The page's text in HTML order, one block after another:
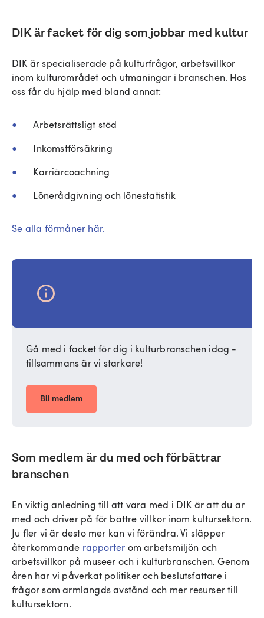
DIK är facket för dig som jobbar med kultur
DIK är specialiserade på kulturfrågor, arbetsvillkor
inom kulturområdet och utmaningar i branschen. Hos
oss får du hjälp med bland annat:
Arbetsrättsligt stöd
Inkomstförsäkring
Karriärcoachning
Lönerådgivning och lönestatistik
Se alla förmåner här.
Gå med i facket för dig i kulturbranschen idag -
tillsammans är vi starkare!
Bli medlem
Som medlem är du med och förbättrar
branschen
En viktig anledning till att vara med i DIK är att du är
med och driver på för bättre villkor inom kultursektorn.
Ju fler vi är desto mer kan vi förändra. Vi släpper
återkommande rapporter om arbetsmiljön och
arbetsvillkor på museer och i kulturbranschen. Genom
åren har vi påverkat politiker och beslutsfattare i
frågor som armlängds avstånd och mer resurser till
kultursektorn.